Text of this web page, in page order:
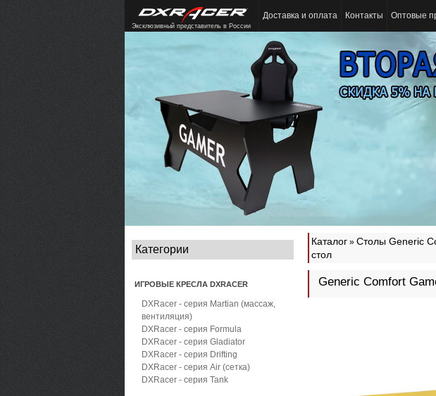
Эксклюзивный представитель в России
Доставка и оплата Контакты Оптовые
Категории
ИГРОВЫЕ КРЕСЛА DXRACER
DXRacer - серия Martian (массаж,
вентиляция)
DXRacer - серия Formula
DXRacer - серия Gladiator
DXRacer - серия Drifting
DXRacer - серия Air (сетка)
DXRacer - серия Tank
Каталог » Столы Generic
стол
Generic Comfort